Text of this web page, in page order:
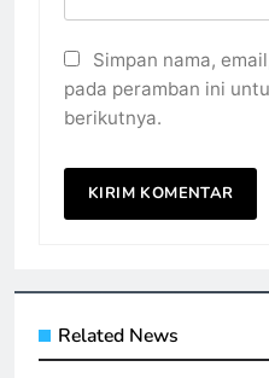
Simpan nama,
pada peramban ini
berikutnya.
Related News